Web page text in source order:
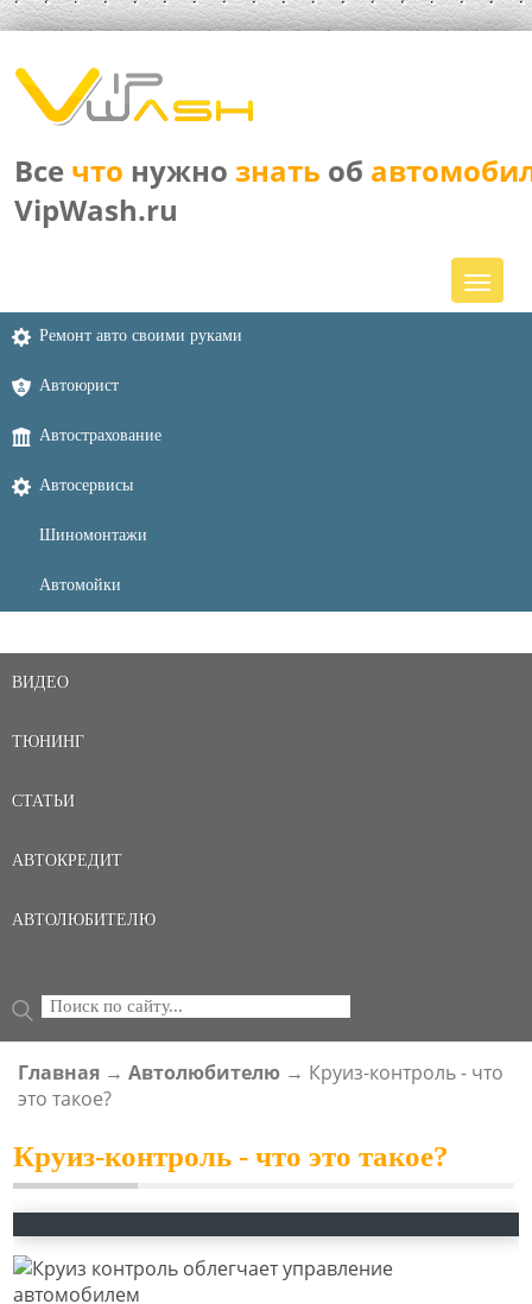
Все что нужно знать об
VipWash.ru
Ремонт авто своими руками
Автоюрист
Автострахование
Автосервисы
Шиномонтажи
Автомойки
ВИДЕО
ТЮНИНГ
СТАТЬИ
АВТОКРЕДИТ
АВТОЛЮБИТЕЛЮ
ФОРМА ПОИСКА
Поиск
ВЫ ЗДЕСЬ
Главная → Автолюбителю → Круиз-контроль - что
это такое?
Круиз-контроль - что это такое?